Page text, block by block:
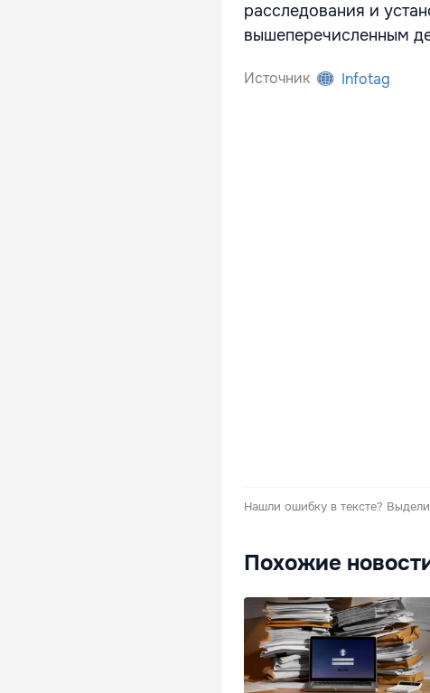
расследования и
вышеперечисленным
Источник Infotag
Нашли ошибку в тексте?
Похожие